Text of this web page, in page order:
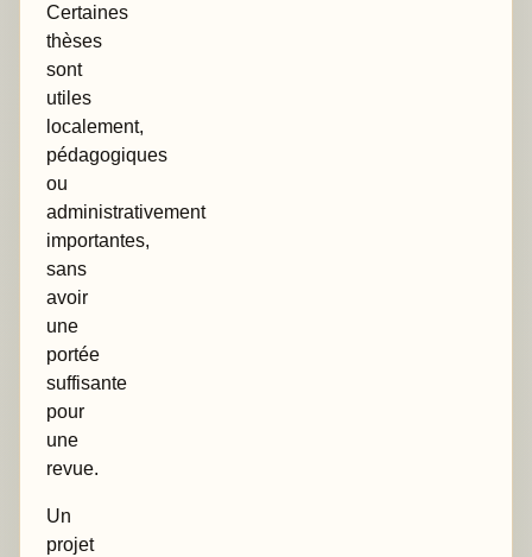
Certaines
thèses
sont
utiles
localement,
pédagogiques
ou
administrativement
importantes,
sans
avoir
une
portée
suffisante
pour
une
revue.
Un
projet